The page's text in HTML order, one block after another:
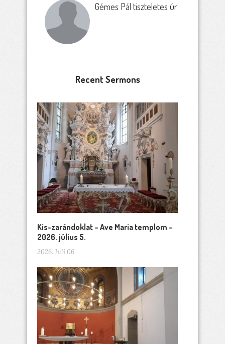
Gémes Pál tiszteletes úr
Recent Sermons
Kis-zarándoklat – Ave Maria templom –
2026. július 5.
2026. Juli 06